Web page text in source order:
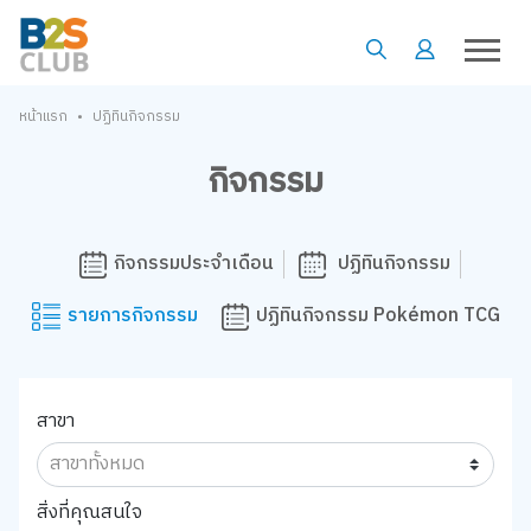
หน้าแรก • ปฏิทินกิจกรรม
กิจกรรม
กิจกรรมประจำเดือน
ปฏิทินกิจกรรม
รายการกิจกรรม
ปฏิทินกิจกรรม Pokémon TCG
สาขา
สิ่งที่คุณสนใจ